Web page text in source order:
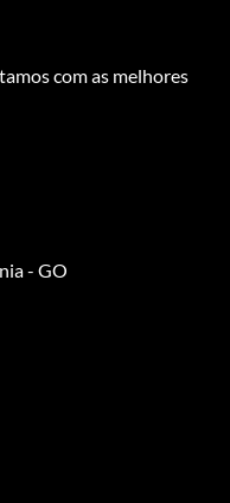
com as melhores
- GO